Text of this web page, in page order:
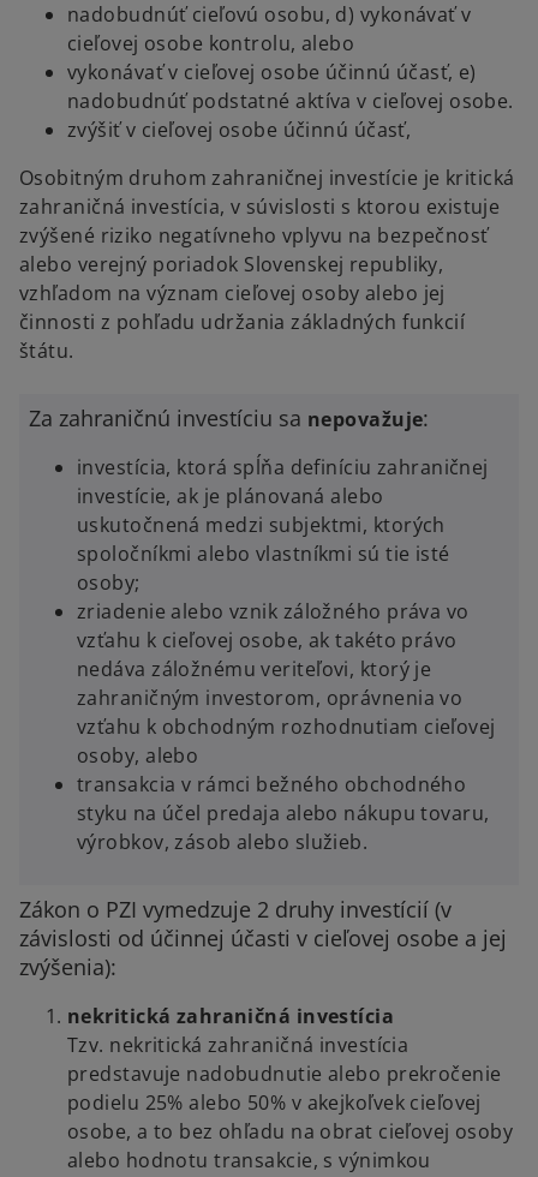
nadobudnúť cieľovú osobu, d) vykonávať v
cieľovej osobe kontrolu, alebo
vykonávať v cieľovej osobe účinnú účasť, e)
nadobudnúť podstatné aktíva v cieľovej osobe.
zvýšiť v cieľovej osobe účinnú účasť,
Osobitným druhom zahraničnej investície je kritická
zahraničná investícia, v súvislosti s ktorou existuje
zvýšené riziko negatívneho vplyvu na bezpečnosť
alebo verejný poriadok Slovenskej republiky,
vzhľadom na význam cieľovej osoby alebo jej
činnosti z pohľadu udržania základných funkcií
štátu.
Za zahraničnú investíciu sa nepovažuje:
investícia, ktorá spĺňa definíciu zahraničnej
investície, ak je plánovaná alebo
uskutočnená medzi subjektmi, ktorých
spoločníkmi alebo vlastníkmi sú tie isté
osoby;
zriadenie alebo vznik záložného práva vo
vzťahu k cieľovej osobe, ak takéto právo
nedáva záložnému veriteľovi, ktorý je
zahraničným investorom, oprávnenia vo
vzťahu k obchodným rozhodnutiam cieľovej
osoby, alebo
transakcia v rámci bežného obchodného
styku na účel predaja alebo nákupu tovaru,
výrobkov, zásob alebo služieb.
Zákon o PZI vymedzuje 2 druhy investícií (v
závislosti od účinnej účasti v cieľovej osobe a jej
zvýšenia):
nekritická zahraničná investícia
Tzv. nekritická zahraničná investícia
predstavuje nadobudnutie alebo prekročenie
podielu 25% alebo 50% v akejkoľvek cieľovej
osobe, a to bez ohľadu na obrat cieľovej osoby
alebo hodnotu transakcie, s výnimkou